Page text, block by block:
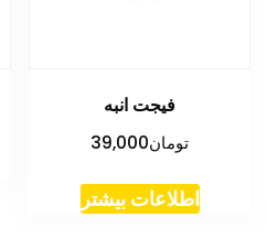
فیجت انبه
تومان39,000
اطلاعات بیشتر